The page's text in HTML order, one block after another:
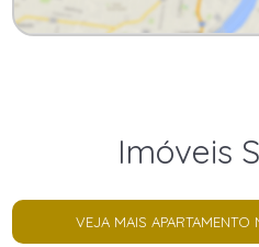
Imóveis
VEJA MAIS